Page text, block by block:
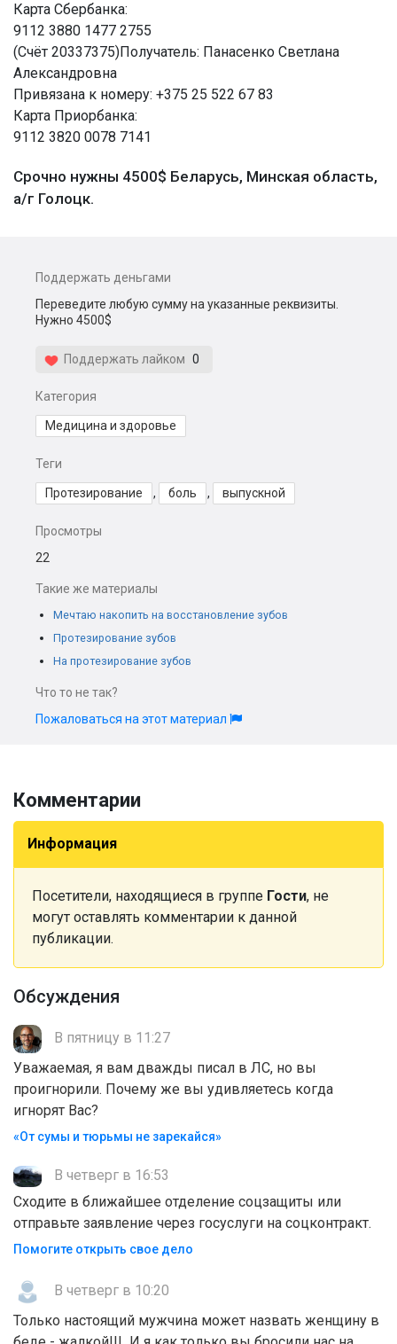
Карта Сбербанка:
9112 3880 1477 2755
(Счёт 20337375)Получатель: Панасенко Светлана
Александровна
Привязана к номеру: +375 25 522 67 83
Карта Приорбанка:
9112 3820 0078 7141
Срочно нужны 4500$ Беларусь, Минская область,
а/г Голоцк.
Поддержать деньгами
Переведите любую сумму на указанные реквизиты.
Нужно 4500$
Поддержать лайком 0
Категория
Медицина и здоровье
Теги
Протезирование , боль , выпускной
Просмотры
22
Такие же материалы
Мечтаю накопить на восстановление зубов
Протезирование зубов
На протезирование зубов
Что то не так?
Пожаловаться на этот материал
Комментарии
Информация
Посетители, находящиеся в группе Гости, не
могут оставлять комментарии к данной
публикации.
Обсуждения
В пятницу в 11:27
Уважаемая, я вам дважды писал в ЛС, но вы
проигнорили. Почему же вы удивляетесь когда
игнорят Вас?
«От сумы и тюрьмы не зарекайся»
В четверг в 16:53
Сходите в ближайшее отделение соцзащиты или
отправьте заявление через госуслуги на соцконтракт.
Помогите открыть свое дело
В четверг в 10:20
Только настоящий мужчина может назвать женщину в